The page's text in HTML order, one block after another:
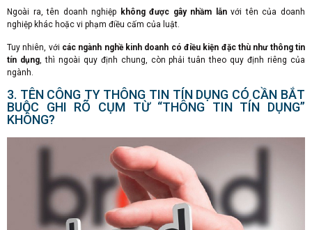
Ngoài ra, tên doanh nghiệp không được gây nhầm lẫnvới tên của doanh
nghiệp khác hoặc vi phạm điều cấm của luật.
Tuy nhiên, với các ngành nghề kinh doanh có điều kiện đặc thù như thông tin
tín dụng, thì ngoài quy định chung, còn phải tuân theo quy định riêng của
ngành.
3. TÊN CÔNG TY THÔNG TIN TÍN DỤNG CÓ CẦN BẮT
BUỘC GHI RÕ CỤM TỪ “THÔNG TIN TÍN DỤNG”
KHÔNG?